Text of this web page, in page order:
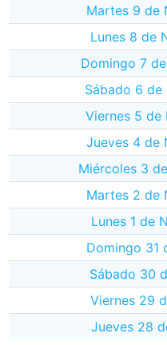
Martes 9 de
Lunes 8 de
Domingo 7
Sábado 6 de
Viernes 5 de
Jueves 4 de
Miércoles 3
Martes 2 de
Lunes 1 de
Domingo 31
Sábado 30
Viernes 29
Jueves 28